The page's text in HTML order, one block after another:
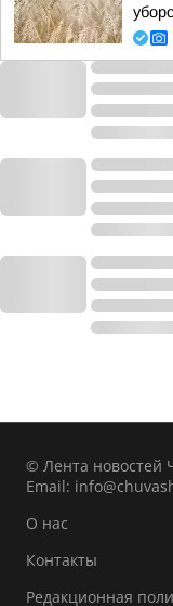
© Лента новостей
Email:
О нас
Контакты
Редакционная